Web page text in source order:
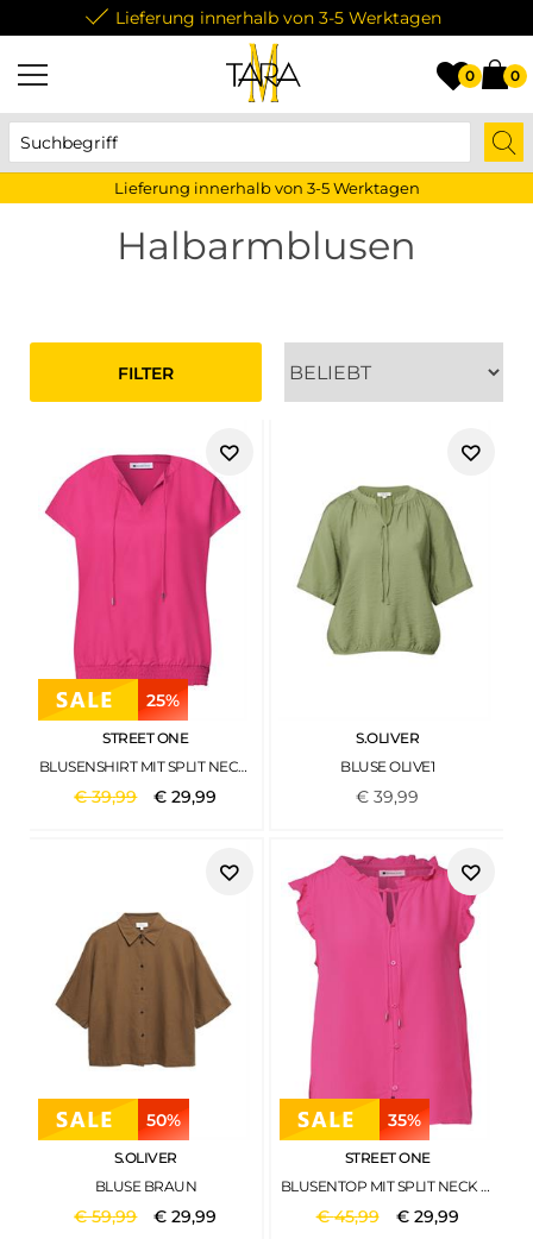
Lieferung innerhalb von 3-5 Werktagen
0 0
Lieferung innerhalb von 3-5 Werktagen
Halbarmblusen
FILTER
25%
STREET ONE
BLUSENSHIRT MIT SPLIT NECK UND SMOKDETAIL MAGENTA DREAM
€39,99 €29,99
S.OLIVER
BLUSE OLIVE1
€39,99
50%
S.OLIVER
BLUSE BRAUN
€59,99 €29,99
35%
STREET ONE
BLUSENTOP MIT SPLIT NECK UND RÜSCHEN MAGENTA DREAM
€45,99 € 29,99